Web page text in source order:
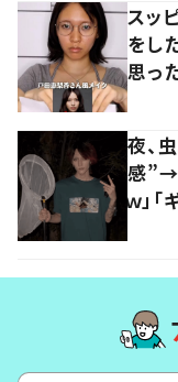
スッ
をし
思っ
夜、
感”→
ｗ」